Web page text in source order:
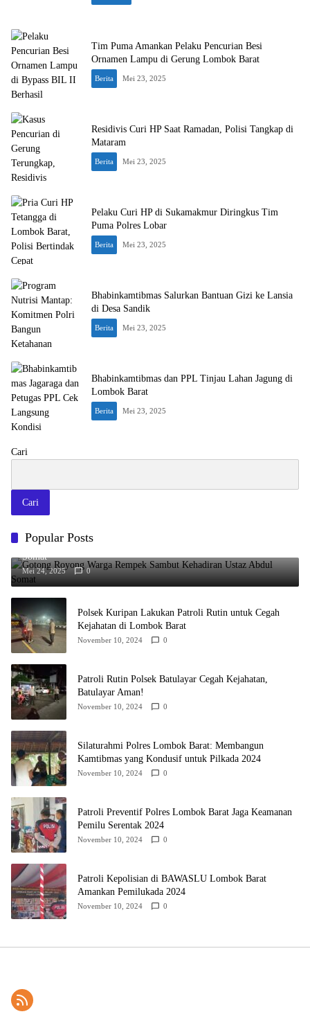
Tim Puma Amankan Pelaku Pencurian Besi
Ornamen Lampu di Gerung Lombok Barat
Berita Mei 23, 2025
Residivis Curi HP Saat Ramadan, Polisi Tangkap di
Mataram
Berita Mei 23, 2025
Pelaku Curi HP di Sukamakmur Diringkus Tim
Puma Polres Lobar
Berita Mei 23, 2025
Bhabinkamtibmas Salurkan Bantuan Gizi ke Lansia
di Desa Sandik
Berita Mei 23, 2025
Bhabinkamtibmas dan PPL Tinjau Lahan Jagung di
Lombok Barat
Berita Mei 23, 2025
Cari
Cari
Popular Posts
Gotong Royong Warga Rempek Sambut Kehadiran Ustaz Abdul
Somat
Mei 24, 2025 0
Polsek Kuripan Lakukan Patroli Rutin untuk Cegah
Kejahatan di Lombok Barat
November 10, 2024 0
Patroli Rutin Polsek Batulayar Cegah Kejahatan,
Batulayar Aman!
November 10, 2024 0
Silaturahmi Polres Lombok Barat: Membangun
Kamtibmas yang Kondusif untuk Pilkada 2024
November 10, 2024 0
Patroli Preventif Polres Lombok Barat Jaga Keamanan
Pemilu Serentak 2024
November 10, 2024 0
Patroli Kepolisian di BAWASLU Lombok Barat
Amankan Pemilukada 2024
November 10, 2024 0